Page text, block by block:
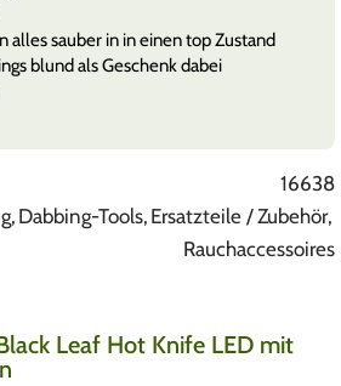
Glasfilter Clear Extra Long
nice. Muss man nach jedem Joint sauber
16638
, Dabbing-Tools, Ersatzteile / Zubehör,
Rauchaccessoires
Leaf Hot Knife LED mit